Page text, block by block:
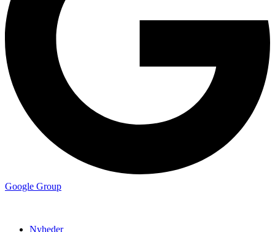
Google Group
Nyheder